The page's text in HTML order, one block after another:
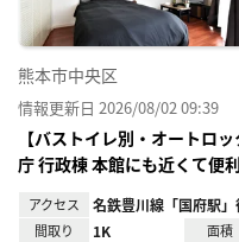
熊本市中央区
情報更新日 2026/08/02 09:39
【バストイレ別・オートロ
庁 行政棟 本館にも近くて便
アクセス 名鉄豊川線「国府駅
間取り 1K 面積